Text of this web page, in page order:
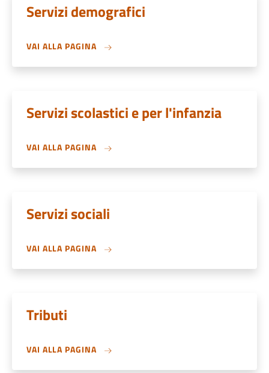
Servizi demografici
VAI ALLA PAGINA
Servizi scolastici e per l'infanzia
VAI ALLA PAGINA
Servizi sociali
VAI ALLA PAGINA
Tributi
VAI ALLA PAGINA